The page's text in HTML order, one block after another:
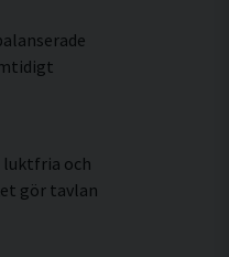
luktfria och
gör tavlan